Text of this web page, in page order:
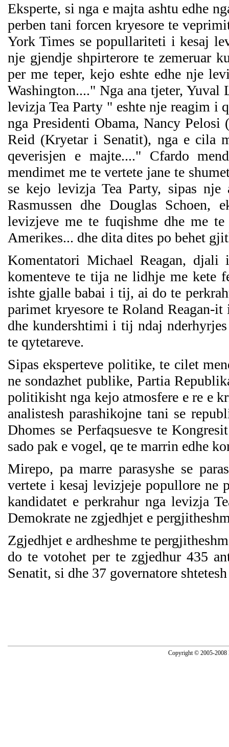
Eksperte, si nga e majta ashtu edhe
perben tani forcen kryesore te
York Times se popullariteti i kesaj
nje gjendje shpirterore te zemeruar
per me teper, kejo eshte edhe nje
Washington...." Nga ana tjeter,
levizja Tea Party " eshte nje reagim i
nga Presidenti Obama, Nancy Pelosi
Reid (Kryetar i Senatit), nga e cila
qeverisjen e majte...." Cfardo
mendimet me te vertete jane te
se kejo levizja Tea Party, sipas
Rasmussen dhe Douglas
levizjeve me te fuqishme dhe me
Amerikes... dhe dita dites po behet
Komentatori Michael Reagan, djali
komenteve te tija ne lidhje me kete
ishte gjalle babai i tij, ai do te
parimet kryesore te Roland
dhe kundershtimi i tij ndaj
te qytetareve.
Sipas eksperteve politike, te cilet
ne sondazhet publike, Partia
politikisht nga kejo atmosfere e re e
analistesh parashikojne tani se
Dhomes se Perfaqsuesve te
sado pak e vogel, qe te marrin edhe
Mirepo, pa marre parasyshe se
vertete i kesaj levizjeje popullore ne
kandidatet e perkrahur nga levizja
Demokrate ne zgjedhjet e
Zgjedhjet e ardheshme te
do te votohet per te zgjedhur 435
Senatit, si dhe 37 governatore
Copyright © 2005-